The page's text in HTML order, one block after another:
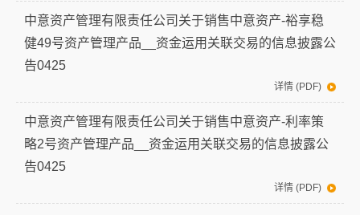
中意资产管理有限责任公司关于销售中意资产-裕享稳
健49号资产管理产品__资金运用关联交易的信息披露公
告0425
详情 (PDF)
中意资产管理有限责任公司关于销售中意资产-利率策
略2号资产管理产品__资金运用关联交易的信息披露公
告0425
详情 (PDF)